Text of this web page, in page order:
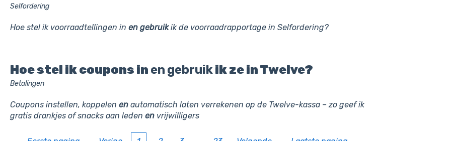
Selfordering
Hoe stel ik voorraadtellingen in en gebruikik de voorraadrapportage in Selfordering?
Hoe stel ik coupons in en gebruikik ze in Twelve?
Betalingen
Coupons instellen, koppelen enautomatisch laten verrekenen op de Twelve-kassa – zo geef ik
gratis drankjes of snacks aan leden envrijwilligers